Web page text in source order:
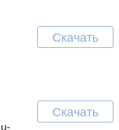
Скачать
Скачать